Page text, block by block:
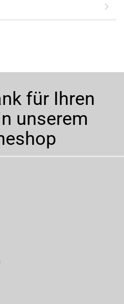
für Ihren
unserem